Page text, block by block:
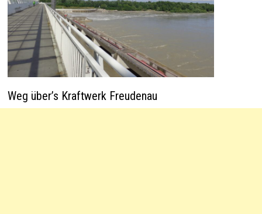
Weg über’s Kraftwerk Freudenau